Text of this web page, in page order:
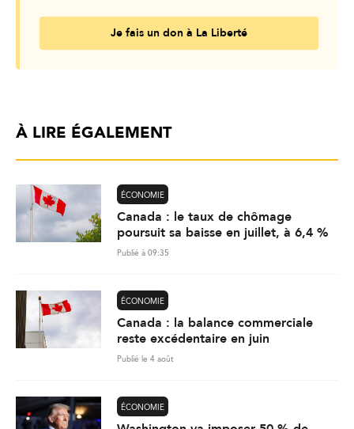
Je fais un don à La Liberté
À LIRE ÉGALEMENT
ÉCONOMIE
Canada : le taux de chômage
poursuit sa baisse en juillet, à 6,4 %
Publié à 09:35
ÉCONOMIE
Canada : la balance commerciale
reste excédentaire en juin
Publié le 4 août
ÉCONOMIE